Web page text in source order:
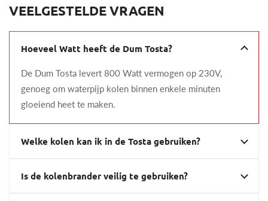
VEELGESTELDE VRAGEN
Hoeveel Watt heeft de Dum Tosta?
De Dum Tosta levert 800 Watt vermogen op 230V,
genoeg om waterpijp kolen binnen enkele minuten
gloeiend heet te maken.
Welke kolen kan ik in de Tosta gebruiken?
Is de kolenbrander veilig te gebruiken?